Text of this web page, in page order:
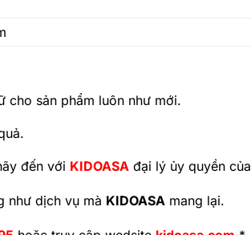
cho sản phẩm luôn như mới.
đến với KIDOASAđại lý ủy quyền của
như dịch vụ mà KIDOASA mang lại.